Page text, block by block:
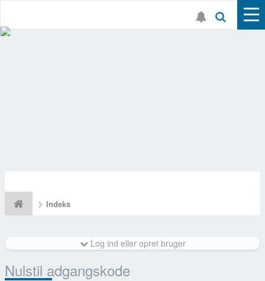
Indeks
Log ind eller opret bruger
Nulstil adgangskode